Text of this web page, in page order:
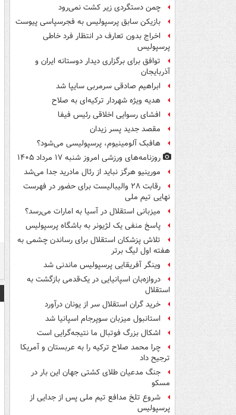
چمن دستگردی زیر کشت نمی‌رود
بازیکن سابق پرسپولیس به فجرسپاسی پیوست
اخراج بدون تعارف در انتظار فرد خاطی
پرسپولیس
توافق برای برگزاری دیدار دوستانه ایران و
آذربایجان
ابراهیم صادقی سرمربی سایپا شد
هدیه ویژه شهردار ترکیه‌ای به صلاح
افشای رسوایی اخلاقی رئیس فیفا
مقصد جدید پسر زیدان
هافبک آلومینیوم، پرسپولیسی می‌شود؟
روزنامه‌های ورزشی امروز ‌شنبه ۱۷ مرداد ۱۴۰۵
مورینیو هرگز نباید از رئال مادرید جدا می‌شد
رقابت ۲۸ والیبالیست برای حضور در فهرست
نهایی تیم ملی
میزبانی استقلال در آسیا به امارات می‌رسد؟
پاسخ منفی یک لژیونر به باشگاه پرسپولیس
تلاش پزشکان استقلال برای رساندن چشمی به
هفته اول لیگ برتر
وینگر آفریقایی پرسپولیس ماندنی شد
دروازه‌بان اسپانیایی در یک‌قدمی بازگشت به
استقلال
خرید گران استقلال سر از یونان درآورد
استانبول میزبان سوپرجام اسپانیا شد
اشکال بزرگ فوتبال ما نتیجه‌گرایی است
چرا محمد صلاح ترکیه را به عربستان و آمریکا
ترجیح داد
جنگ مدعیان طلای کشتی جهان این بار در
مسکو
شروع تلخ مدافع تیم ملی پس از جدایی از
پرسپولیس